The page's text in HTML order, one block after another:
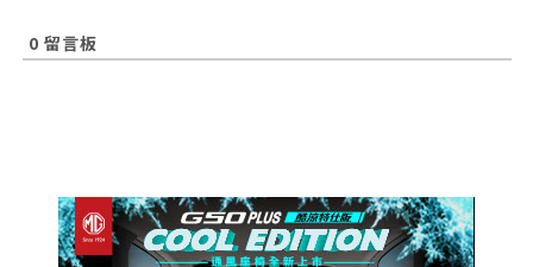
0 留言板